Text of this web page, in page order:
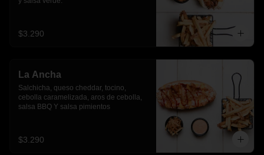
$3.290
La Ancha
Salchicha, queso cheddar, tocino,
cebolla caramelizada, aros de cebolla,
salsa BBQ Y salsa pimientos
$3.290